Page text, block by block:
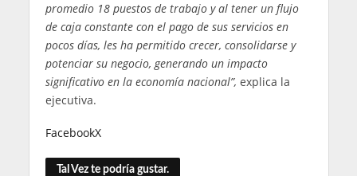
promedio 18 puestos de trabajo y al tener un flujo
de caja constante con el pago de sus servicios en
pocos días, les ha permitido crecer, consolidarse y
potenciar su negocio, generando un impacto
significativo en la economía nacional”, explica la
ejecutiva.
FacebookX
Tal Vez te podría gustar.